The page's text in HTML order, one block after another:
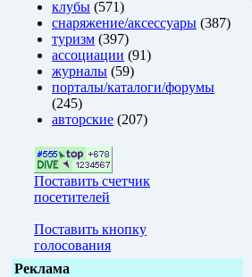
клубы (571)
снаряжение/аксессуары (387)
туризм (397)
ассоциации (91)
журналы (59)
порталы/каталоги/форумы
(245)
авторские (207)
Поставить счетчик
посетителей
Поставить кнопку
голосования
Реклама